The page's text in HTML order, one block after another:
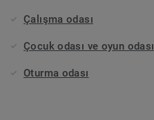
Çalışma odası
Çocuk odası ve oyun odası
Oturma odası